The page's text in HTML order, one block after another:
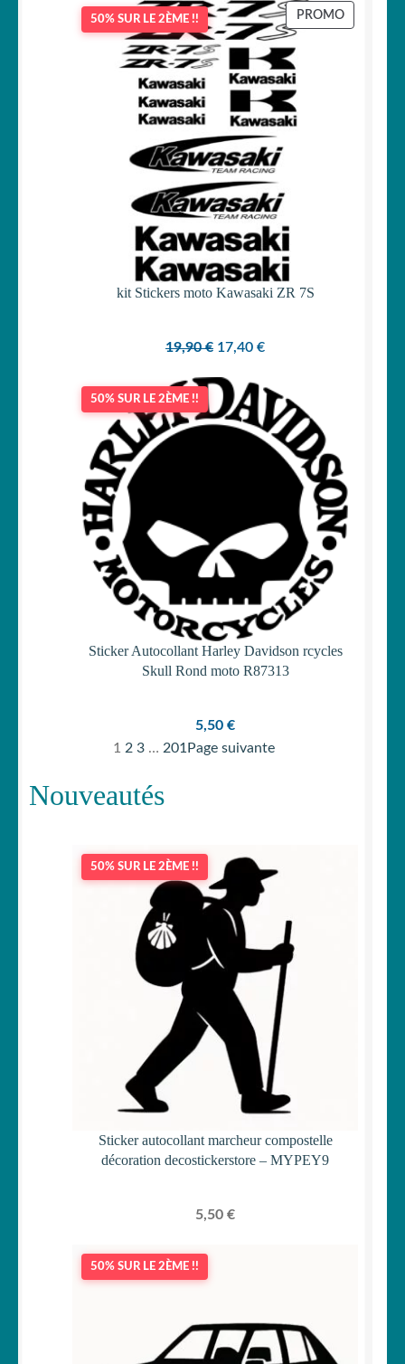
50% SUR LE 2ÈME !! PROMOPRODUIT
kit Stickers moto Kawasaki ZR 7S
19,90€ Le
initial
était :
19,90 €.
17,40 €Le
actuel
est :
17,40 €.
50% SUR LE 2ÈME !!
Sticker Autocollant Harley Davidson rcycles
Skull Rond moto R87313
5,50 €
1 2 3 … 201 Page suivante
Nouveautés
50% SUR LE 2ÈME !!
Sticker autocollant marcheur compostelle
décoration decostickerstore – MYPEY9
5,50 €
50% SUR LE 2ÈME !!